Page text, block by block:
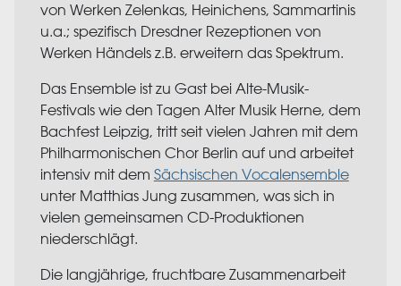
von Werken Zelenkas, Heinichens, Sammartinis
u.a.; spezifisch Dresdner Rezeptionen von
Werken Händels z.B. erweitern das Spektrum.
Das Ensemble ist zu Gast bei Alte-Musik-
Festivals wie den Tagen Alter Musik Herne, dem
Bachfest Leipzig, tritt seit vielen Jahren mit dem
Philharmonischen Chor Berlin auf und arbeitet
intensiv mit dem Sächsischen Vocalensemble
unter Matthias Jung zusammen, was sich in
vielen gemeinsamen CD-Produktionen
niederschlägt.
Die langjährige, fruchtbare Zusammenarbeit